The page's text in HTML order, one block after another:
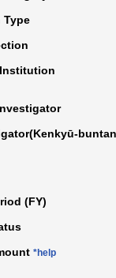
Type
(FY)
*help